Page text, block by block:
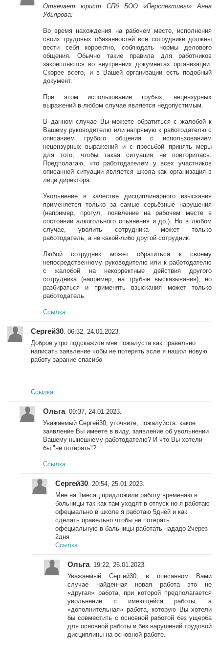
Отвечает юрист СПб БОО «Перспективы» Анна
Удьярова:
Во время нахождения на рабочем месте, исполнения
своих трудовых обязанностей все сотрудники должны
вести себя корректно, соблюдать нормы делового
общения. Обычно такие правила для работников
закрепляются во внутренних документах организации.
Скорее всего, и в Вашей организации есть подобный
документ.
При этом использование грубых, нецензурных
выражений в любом случае является недопустимым.
В данном случае Вы можете обратиться с жалобой к
Вашему руководителю или напрямую к работодателю с
описанием грубого общения с использованием
нецензурных выражений и с просьбой принять меры
для того, чтобы такая ситуация не повторилась.
Предполагаю, что работодателем у всех участников
описанной ситуации является школа как организация в
лице директора.
Увольнение в качестве дисциплинарного взыскания
применяется только за самые серьёзные нарушения
(например, прогул, появление на рабочем месте в
состоянии алкогольного опьянения и др.). Но в любом
случае, уволить сотрудника может только
работодатель, а не какой-либо другой сотрудник.
Любой сотрудник может обратиться к своему
непосредственному руководителю или к работодателю
с жалобой на некорректные действия другого
сотрудника (например, на грубые высказывания), но
разбираться и применять взыскания может только
работодатель.
Ссылка
Сергей30 . 06:32, 24.01.2023.
Доброе утро подскажите мне пожалуста как правельно
написать заявление чобы не потерять эсле я нашол новую
работу зарание спасибо
Ссылка
Ольга. 09:37, 24.01.2023.
Уважаемый Сергей30, уточните, пожалуйста: какое
заявление Вы имеете в виду, заявление об увольнении
Вашему нынешнему работодателю? И что Вы хотели
бы "не потерять"?
Ссылка
Сергей30 . 20:54, 25.01.2023.
Мне на 1месяц придложили работу временаю в
больницы так как там уходят в отпуск но я работаю
офецыально в школе я работаю 5дней и как
сделать правельно чтобы не потерять
офецыальную в бальницы работать нададо 2через
2дня
Ссылка
Ольга. 19:22, 26.01.2023.
Уважаемый Сергей30, в описанном Вами
случае найденная новая работа это не
«другая» работа, при которой предполагается
увольнение с имеющейся работы, а
«дополнительная» работа, которую Вы хотели
бы совместить с основной работой без ущерба
для основной работы и без нарушений трудовой
дисциплины на основной работе.